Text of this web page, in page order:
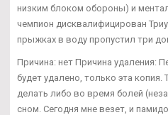
низким блоком обороны) и
чемпион дисквалифицирован
прыжках в воду пропустил три
Причина: нет Причина удаления:
будет удалено, только эта
делать либо во время болей
сном. Сегодня мне везет, и